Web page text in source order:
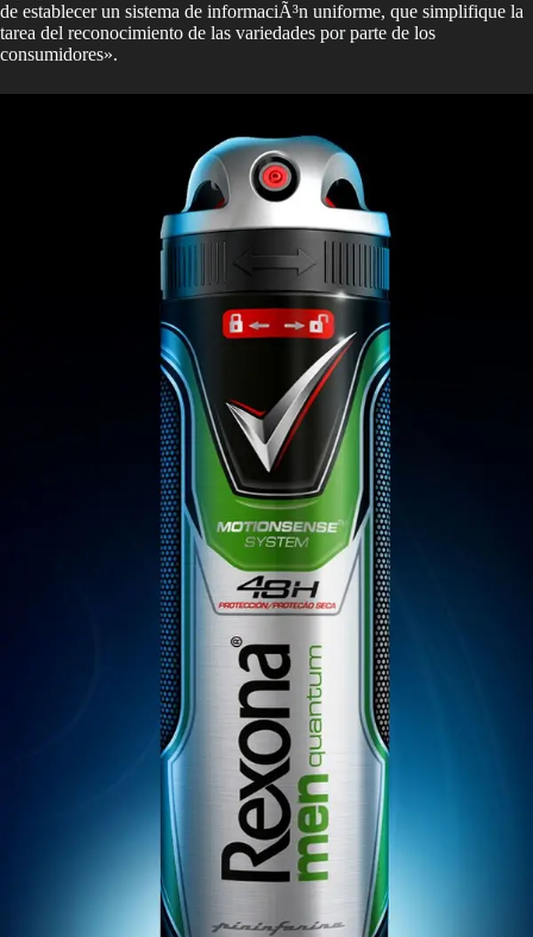
de establecer un sistema de informaciÃ³n uniforme, que simplifique la
tarea del reconocimiento de las variedades por parte de los
consumidores».